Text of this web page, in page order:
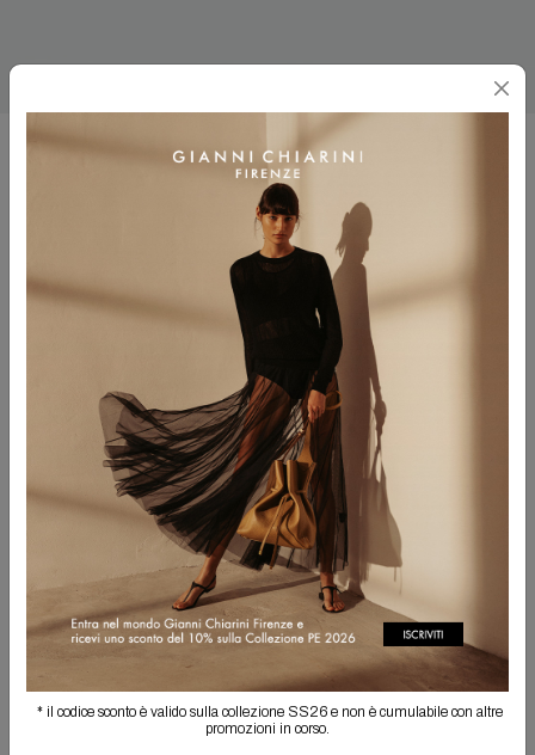
MARCELLA
ESPRESSO-CANAPA-ESPRESSO
PERSONALIZZA IL TUO PRODOTTO!
Hai la possibilità di ricamare le tue iniziali in maiuscolo, separate da un punto.
Non sarà possibile effettuare il reso degli articoli personalizzati. La
personalizzazione potrebbe comportare un allungamento dei tempi di
ACQUISTA PERSONALIZZAZIONE
Spedizione Gratuita
Il reso è sempre gratuito
Info prodotto
Spedizioni e resi
* il codice sconto è valido sulla collezione SS26 e non è cumulabile con altre
promozioni in corso.